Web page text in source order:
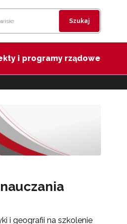
Szukaj
i programy rządowe
i geografii na szkolenie